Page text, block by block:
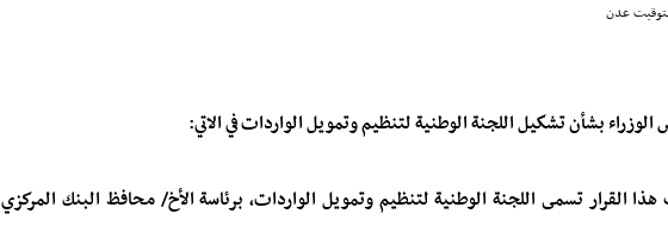
بشأن تشكيل اللجنة الوطنية لتنظيم وتمويل الواردات في الاتي:
هذا القرار تسمى اللجنة الوطنية لتنظيم وتمويل الواردات، برئاسة الأخ/ محافظ البنك المركزي